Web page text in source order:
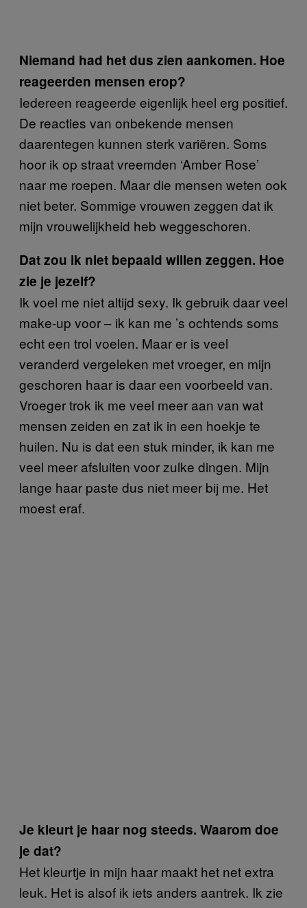
Niemand had het dus zien aankomen. Hoe
reageerden mensen erop?
Iedereen reageerde eigenlijk heel erg positief.
De reacties van onbekende mensen
daarentegen kunnen sterk variëren. Soms
hoor ik op straat vreemden ‘Amber Rose’
naar me roepen. Maar die mensen weten ook
niet beter. Sommige vrouwen zeggen dat ik
mijn vrouwelijkheid heb weggeschoren.
Dat zou ik niet bepaald willen zeggen. Hoe
zie je jezelf?
Ik voel me niet altijd sexy. Ik gebruik daar veel
make-up voor – ik kan me ’s ochtends soms
echt een trol voelen. Maar er is veel
veranderd vergeleken met vroeger, en mijn
geschoren haar is daar een voorbeeld van.
Vroeger trok ik me veel meer aan van wat
mensen zeiden en zat ik in een hoekje te
huilen. Nu is dat een stuk minder, ik kan me
veel meer afsluiten voor zulke dingen. Mijn
lange haar paste dus niet meer bij me. Het
moest eraf.
Je kleurt je haar nog steeds. Waarom doe
je dat?
Het kleurtje in mijn haar maakt het net extra
leuk. Het is alsof ik iets anders aantrek. Ik zie